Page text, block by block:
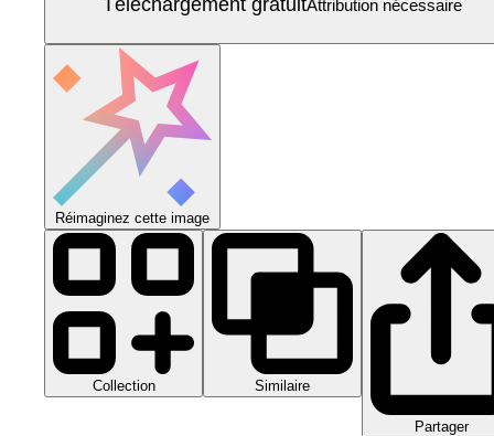
Attribution nécessaire
Réimaginez cette image
Collection Similaire
Partager